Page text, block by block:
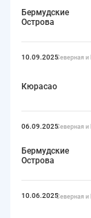
Бермудские
Острова
10.09.2025Северная и
Кюрасао
06.09.2025Северная и
Бермудские
Острова
10.06.2025Северная и